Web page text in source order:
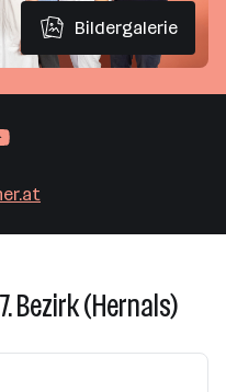
Bildergalerie
Bezirk (Hernals)